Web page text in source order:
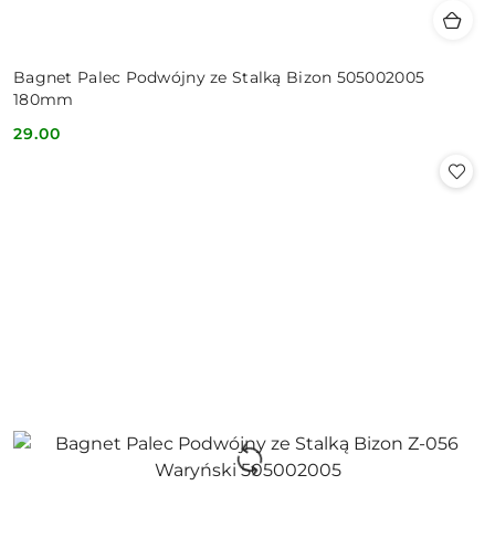
Bagnet Palec Podwójny ze Stalką Bizon 505002005
180mm
Cena:
29.00